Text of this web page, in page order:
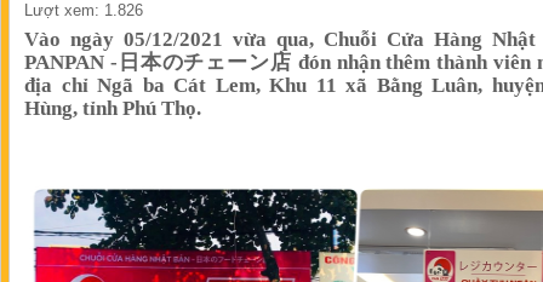
Lượt xem: 1.826
Vào ngày 05/12/2021 vừa qua, Chuỗi Cửa Hàng
PANPAN -日本のチェーン店 đón nhận thêm thành viên
địa chỉ Ngã ba Cát Lem, Khu 11 xã Bằng Luân,
Hùng, tỉnh Phú Thọ.